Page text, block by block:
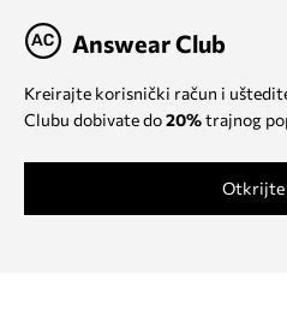
Answear Club
Kreirajte korisnički račun i
Clubu dobivate do20%trajnog
Otkrijte